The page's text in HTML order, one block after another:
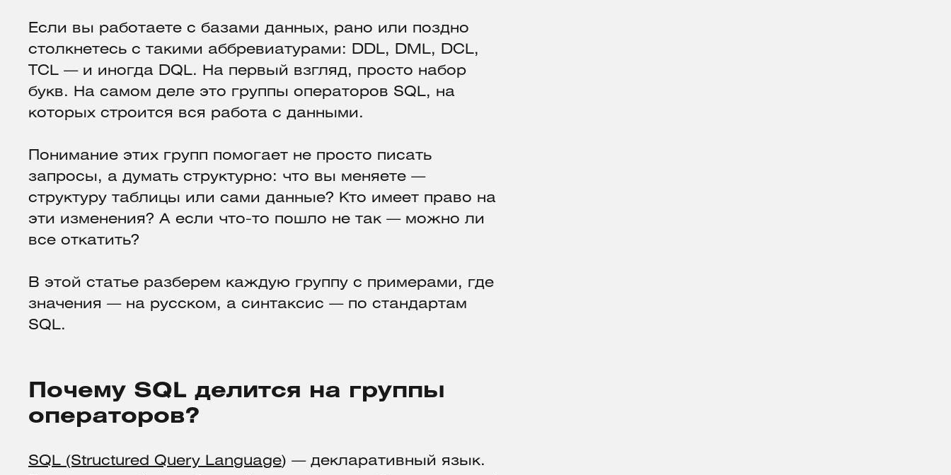
Если вы работаете с базами данных, рано или поздно
столкнетесь с такими аббревиатурами: DDL, DML, DCL,
TCL — и иногда DQL. На первый взгляд, просто набор
букв. На самом деле это группы операторов SQL, на
которых строится вся работа с данными.
Понимание этих групп помогает не просто писать
запросы, а думать структурно: что вы меняете —
структуру таблицы или сами данные? Кто имеет право на
эти изменения? А если что-то пошло не так — можно ли
все откатить?
В этой статье разберем каждую группу с примерами, где
значения — на русском, а синтаксис — по стандартам
SQL.
Почему SQL делится на группы
операторов?
SQL (Structured Query Language) — декларативный язык.